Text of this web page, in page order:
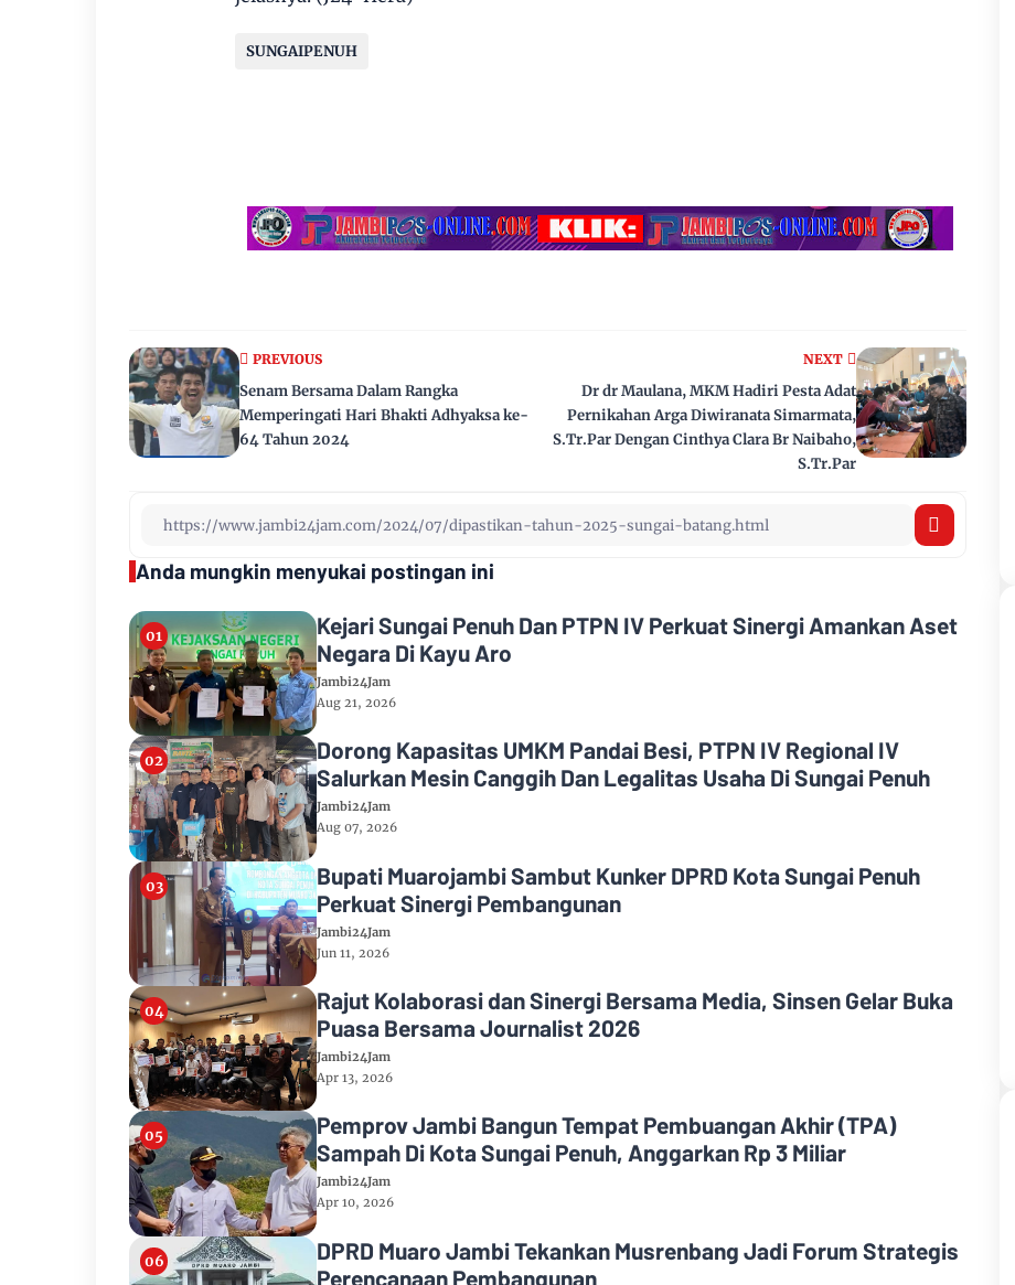
SUNGAIPENUH
NEXT
Dr dr Maulana, MKM Hadiri Pesta Adat
Pernikahan Arga Diwiranata Simarmata,
S.Tr.Par Dengan Cinthya Clara Br Naibaho,
S.Tr.Par
PREVIOUS
Senam Bersama Dalam Rangka
Memperingati Hari Bhakti Adhyaksa ke-
64 Tahun 2024
Anda mungkin menyukai postingan ini
Kejari Sungai Penuh Dan PTPN IV Perkuat Sinergi Amankan Aset
Negara Di Kayu Aro
Jambi24Jam
Aug 21, 2026
Dorong Kapasitas UMKM Pandai Besi, PTPN IV Regional IV
Salurkan Mesin Canggih Dan Legalitas Usaha Di Sungai Penuh
Jambi24Jam
Aug 07, 2026
Bupati Muarojambi Sambut Kunker DPRD Kota Sungai Penuh
Perkuat Sinergi Pembangunan
Jambi24Jam
Jun 11, 2026
Rajut Kolaborasi dan Sinergi Bersama Media, Sinsen Gelar Buka
Puasa Bersama Journalist 2026
Jambi24Jam
Apr 13, 2026
Pemprov Jambi Bangun Tempat Pembuangan Akhir (TPA)
Sampah Di Kota Sungai Penuh, Anggarkan Rp 3 Miliar
Jambi24Jam
Apr 10, 2026
DPRD Muaro Jambi Tekankan Musrenbang Jadi Forum Strategis
Perencanaan Pembangunan